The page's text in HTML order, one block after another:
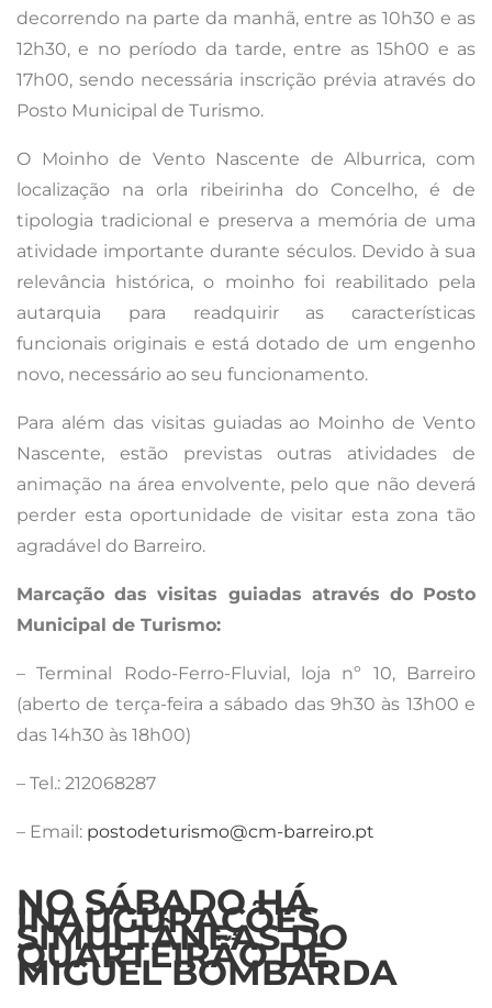
decorrendo na parte da manhã, entre as 10h30 e as
12h30, e no período da tarde, entre as 15h00 e as
17h00, sendo necessária inscrição prévia através do
Posto Municipal de Turismo.
O Moinho de Vento Nascente de Alburrica, com
localização na orla ribeirinha do Concelho, é de
tipologia tradicional e preserva a memória de uma
atividade importante durante séculos. Devido à sua
relevância histórica, o moinho foi reabilitado pela
autarquia para readquirir as características
funcionais originais e está dotado de um engenho
novo, necessário ao seu funcionamento.
Para além das visitas guiadas ao Moinho de Vento
Nascente, estão previstas outras atividades de
animação na área envolvente, pelo que não deverá
perder esta oportunidade de visitar esta zona tão
agradável do Barreiro.
Marcação das visitas guiadas através do Posto
Municipal de Turismo:
– Terminal Rodo-Ferro-Fluvial, loja nº 10, Barreiro
(aberto de terça-feira a sábado das 9h30 às 13h00 e
das 14h30 às 18h00)
– Tel.: 212068287
– Email: postodeturismo@cm-barreiro.pt
NO SÁBADO HÁ
INAUGURAÇÕES
SIMULTÂNEAS DO
QUARTEIRÃO DE
MIGUEL BOMBARDA